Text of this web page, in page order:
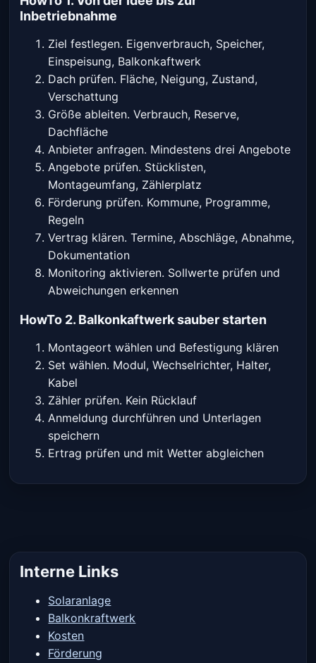
Inbetriebnahme
Ziel festlegen. Eigenverbrauch, Speicher,
Einspeisung, Balkonkaftwerk
Dach prüfen. Fläche, Neigung, Zustand,
Verschattung
Größe ableiten. Verbrauch, Reserve,
Dachfläche
Anbieter anfragen. Mindestens drei Angebote
Angebote prüfen. Stücklisten,
Montageumfang, Zählerplatz
Förderung prüfen. Kommune, Programme,
Regeln
Vertrag klären. Termine, Abschläge, Abnahme,
Dokumentation
Monitoring aktivieren. Sollwerte prüfen und
Abweichungen erkennen
HowTo 2. Balkonkaftwerk sauber starten
Montageort wählen und Befestigung klären
Set wählen. Modul, Wechselrichter, Halter,
Kabel
Zähler prüfen. Kein Rücklauf
Anmeldung durchführen und Unterlagen
speichern
Ertrag prüfen und mit Wetter abgleichen
Interne Links
Solaranlage
Balkonkraftwerk
Kosten
Förderung